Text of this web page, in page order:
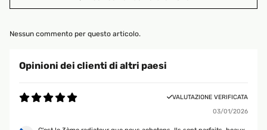
Nessun commento per questo articolo.
Opinioni dei clienti di altri paesi
VALUTAZIONE VERIFICATA
03/01/2026